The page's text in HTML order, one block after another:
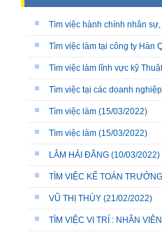
Tìm việc hành chính nhân
Tìm việc làm tại công ty Hàn
Tìm việc làm lĩnh vực kỹ
Tìm việc tại các doanh
Tìm việc làm (15/03/2022)
Tìm việc làm (15/03/2022)
LÂM HẢI ĐĂNG (10/03/2022)
TÌM VIỆC KẾ TOÁN
VŨ THỊ THÙY (21/02/2022)
TÌM VIỆC VỊ TRÍ : NHÂN